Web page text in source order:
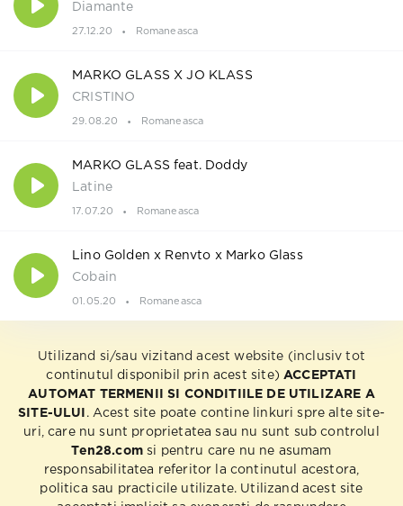
Diamante
27.12.20 Romaneasca
MARKO GLASS X JO KLASS
CRISTINO
29.08.20 Romaneasca
MARKO GLASS feat. Doddy
Latine
17.07.20 Romaneasca
Lino Golden x Renvto x Marko Glass
Cobain
01.05.20 Romaneasca
Utilizand si/sau vizitand acest website (inclusiv tot
continutul disponibil prin acest site) ACCEPTATI
AUTOMAT TERMENII SI CONDITIILE DE UTILIZARE A
SITE-ULUI
. Acest site poate contine linkuri spre alte site-
uri, care nu sunt proprietatea sau nu sunt sub controlul
Ten28.comsi pentru care nu ne asumam
responsabilitatea referitor la continutul acestora,
politica sau practicile utilizate. Utilizand acest site